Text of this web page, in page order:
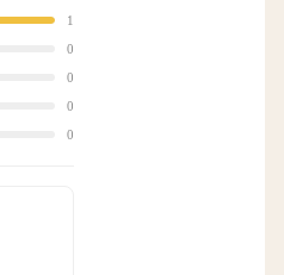
1
0
0
0
0